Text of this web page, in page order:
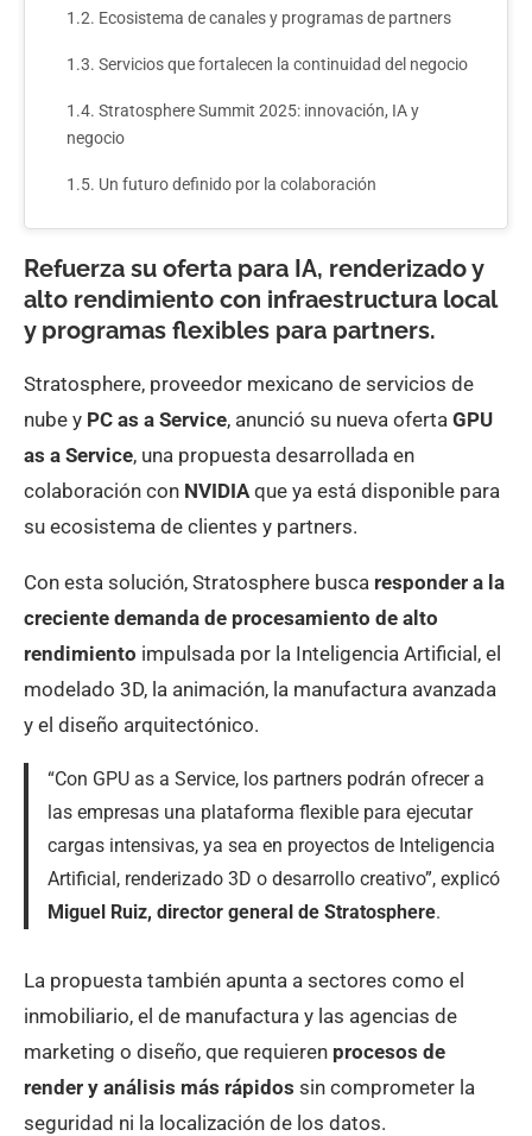
Ecosistema de canales y programas de partners
Servicios que fortalecen la continuidad del negocio
Stratosphere Summit 2025: innovación, IA y
negocio
Un futuro definido por la colaboración
Refuerza su oferta para IA, renderizado y
alto rendimiento con infraestructura local
y programas flexibles para partners.
Stratosphere, proveedor mexicano de servicios de
nube y PC as a Service, anunció su nueva oferta GPU
as a Service, una propuesta desarrollada en
colaboración con NVIDIA que ya está disponible para
su ecosistema de clientes y partners.
Con esta solución, Stratosphere busca responder a la
creciente demanda de procesamiento de alto
rendimiento impulsada por la Inteligencia Artificial, el
modelado 3D, la animación, la manufactura avanzada
y el diseño arquitectónico.
“Con GPU as a Service, los partners podrán ofrecer a
las empresas una plataforma flexible para ejecutar
cargas intensivas, ya sea en proyectos de Inteligencia
Artificial, renderizado 3D o desarrollo creativo”, explicó
Miguel Ruiz, director general de Stratosphere.
La propuesta también apunta a sectores como el
inmobiliario, el de manufactura y las agencias de
marketing o diseño, que requieren procesos de
render y análisis más rápidos sin comprometer la
seguridad ni la localización de los datos.